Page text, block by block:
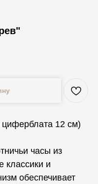
12 см)
часы из
классики и
обеспечивает